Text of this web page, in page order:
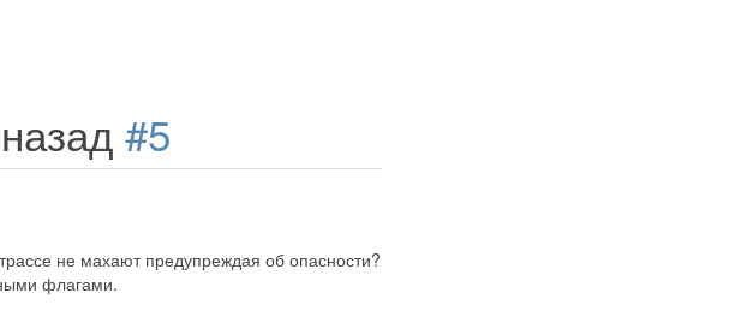
#5
не махают предупреждая об опасности?
флагами.